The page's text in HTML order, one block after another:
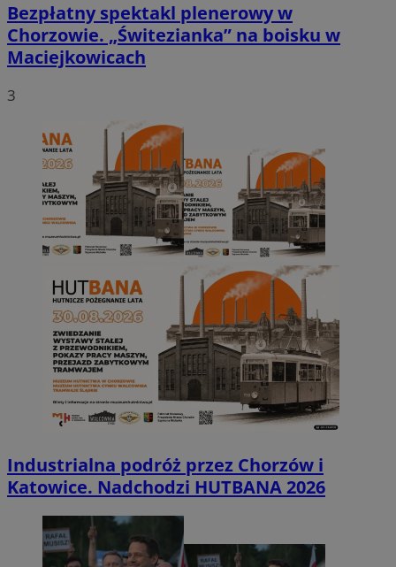
Bezpłatny spektakl plenerowy w
Chorzowie. „Świtezianka” na boisku w
Maciejkowicach
3
Industrialna podróż przez Chorzów i
Katowice. Nadchodzi HUTBANA 2026